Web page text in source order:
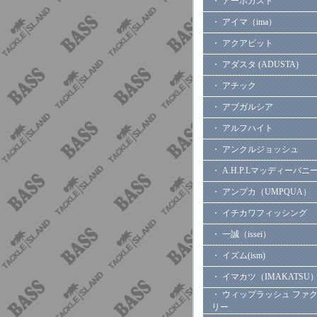
・ アイマ（ima）
・ アクアビット
・ アダスタ (ADUSTA)
・ アチック
・ アブガルシア
・ アルフハイト
・ アンクルジョッシュ
・ A.H.P.Lマッディーバニー
・ アンプカ（UMPQUA）
・ イチカワフィッシング
・ 一誠（issei）
・ イズム(ism)
・ イマカツ（IMAKATSU）
・ ウィップラッシュ ファ
リー